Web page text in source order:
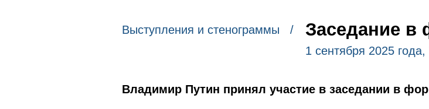
Выступления и стенограммы / Заседание
1 сентября 2025
Владимир Путин принял участие в заседании в